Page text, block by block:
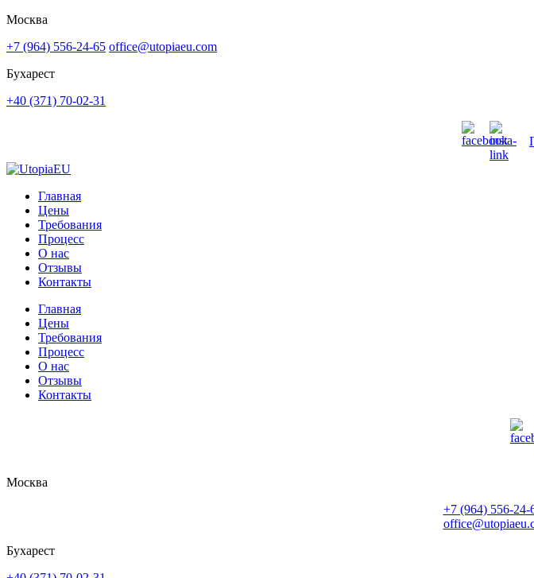
Москва
+7 (964) 556-24-65 office@utopiaeu.com
Бухарест
+40 (371) 70-02-31
Главная
Цены
Требования
Процесс
О нас
Отзывы
Контакты
Главная
Цены
Требования
Процесс
О нас
Отзывы
Контакты
Москва
+7 (964) 556-24-
Бухарест